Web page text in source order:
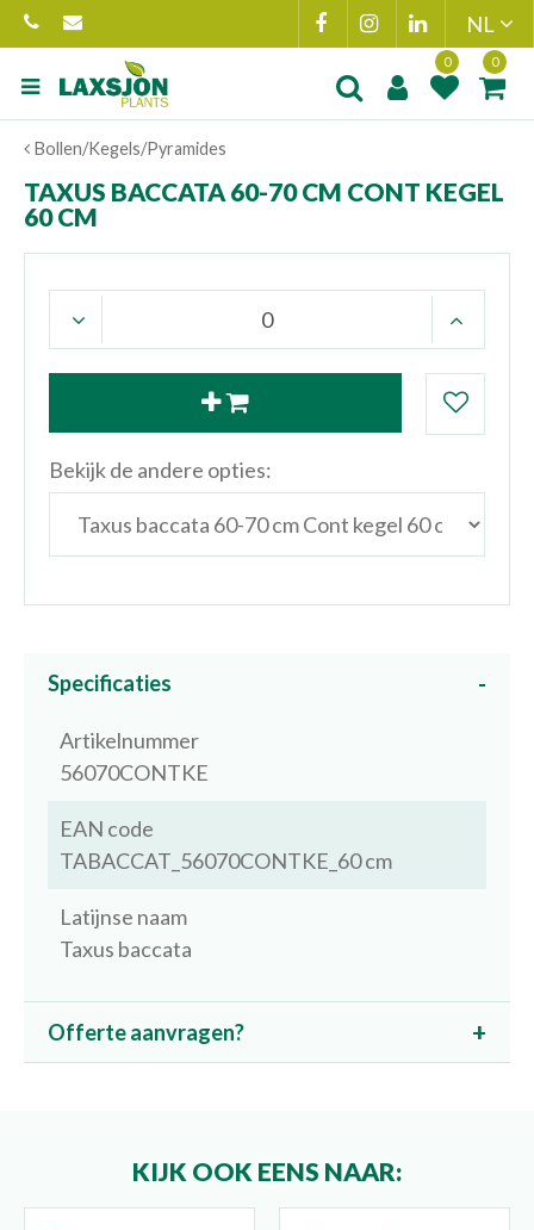
Ga
naar
content
Bollen/Kegels/Pyramides
TAXUS BACCATA 60-70 CM CONT KEGEL
60 CM
Bekijk de andere opties:
Specificaties
Artikelnummer
56070CONTKE
EAN code
TABACCAT_56070CONTKE_60 cm
Latijnse naam
Taxus baccata
Offerte aanvragen?
KIJK OOK EENS NAAR: